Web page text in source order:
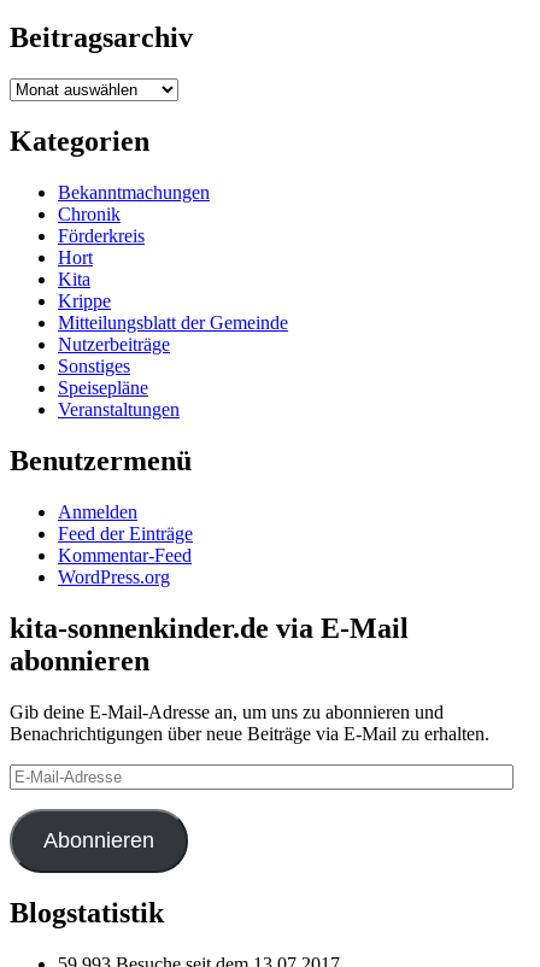
Beitragsarchiv
Beitragsarchiv
Kategorien
Bekanntmachungen
Chronik
Förderkreis
Hort
Kita
Krippe
Mitteilungsblatt der Gemeinde
Nutzerbeiträge
Sonstiges
Speisepläne
Veranstaltungen
Benutzermenü
Anmelden
Feed der Einträge
Kommentar-Feed
WordPress.org
kita-sonnenkinder.de via E-Mail
abonnieren
Gib deine E-Mail-Adresse an, um uns zu abonnieren und
Benachrichtigungen über neue Beiträge via E-Mail zu erhalten.
E-
Mail-
Adresse
Abonnieren
Blogstatistik